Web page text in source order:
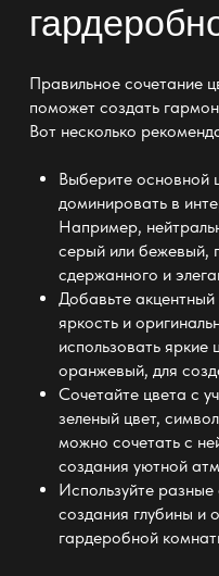
Правильное сочетание
поможет создать
Вот несколько
Выберите основной
доминировать в
Например,
серый или бежевый,
сдержанного и
Добавьте акцентный
яркость и
использовать яркие
оранжевый, для
Сочетайте цвета с
зеленый цвет,
можно сочетать с
создания уютной
Используйте разные
создания глубины и
гардеробной